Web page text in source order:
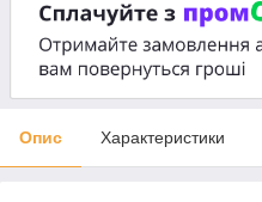
Опис Характеристики